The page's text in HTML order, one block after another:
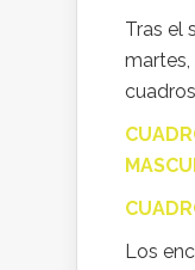
Tras el
martes,
Los